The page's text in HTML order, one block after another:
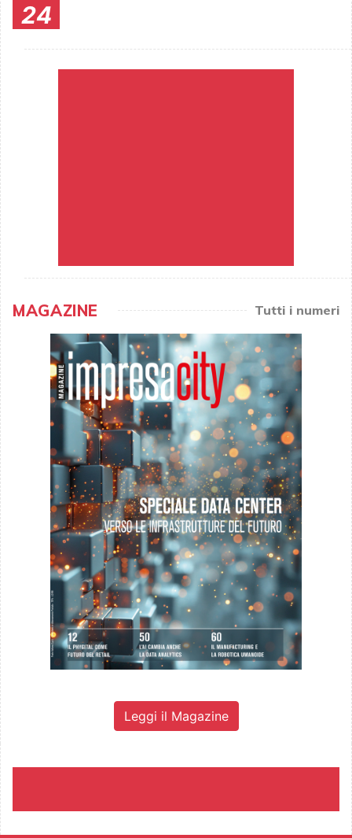
24
MAGAZINE Tutti i numeri
Leggi il Magazine